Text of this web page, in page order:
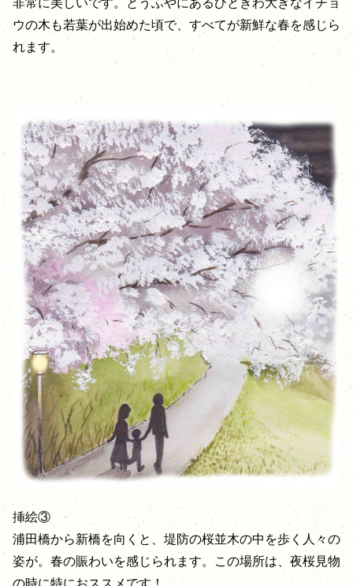
非常に美しいです。とうふやにあるひときわ大きなイチョ
ウの木も若葉が出始めた頃で、すべてが新鮮な春を感じら
れます。
挿絵③
浦田橋から新橋を向くと、堤防の桜並木の中を歩く人々の
姿が。春の賑わいを感じられます。この場所は、夜桜見物